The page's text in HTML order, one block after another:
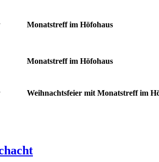
Monatstreff im Höfohaus
Monatstreff im Höfohaus
Weihnachtsfeier mit Monatstreff im